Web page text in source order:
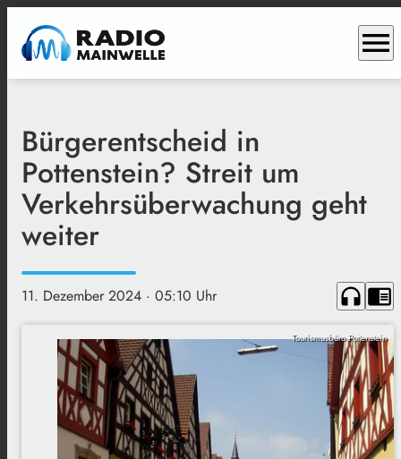
menu
Bürgerentscheid in
Pottenstein? Streit um
Verkehrsüberwachung geht
weiter
11. Dezember 2024 · 05:10 Uhr headphones chrome_reader_mode
Tourismusbüro Pottenstein